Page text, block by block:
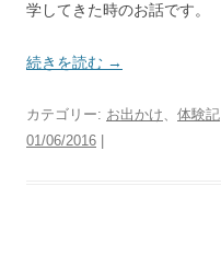
学してきた時のお話です。
続きを読む →
カテゴリー: お出かけ、 体験記
01/06/2016